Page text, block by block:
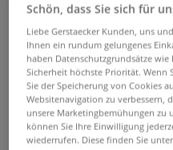
Das könnte Sie
Schön, dass Sie sich für
Liebe Gerstaecker Kunden, uns
Ihnen ein rundum gelungenes
haben Datenschutzgrundsätze
Sicherheit höchste Priorität. Wenn
Sie der Speicherung von Cookies
Websitenavigation zu verbessern,
unsere Marketingbemühungen zu
können Sie Ihre Einwilligung
wiederrufen. Diese finden Sie unter